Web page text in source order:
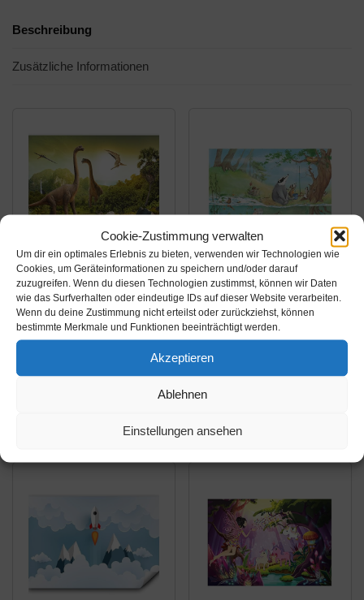
Cookie-Zustimmung verwalten
Um dir ein optimales Erlebnis zu bieten, verwenden wir Technologien wie
Cookies, um Geräteinformationen zu speichern und/oder darauf
zuzugreifen. Wenn du diesen Technologien zustimmst, können wir Daten
wie das Surfverhalten oder eindeutige IDs auf dieser Website verarbeiten.
Wenn du deine Zustimmung nicht erteilst oder zurückziehst, können
bestimmte Merkmale und Funktionen beeinträchtigt werden.
Akzeptieren
Ablehnen
Einstellungen ansehen
Beschreibung
Zusätzliche Informationen
Amazon.de
41,99€
murando Fototapete
Kinderzimmer 350x256
cm Vlies Tapeten
Amazon.de
109,99€
Apalis Fototapete Ein
Fahrstuhl für Elsa I
liebevolle Vlies-Tapete
Kinderzimmer
Kinder, Wassili